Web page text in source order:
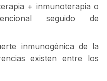
+ inmunoterapia o
seguido de
inmunogénica de la
existen entre los